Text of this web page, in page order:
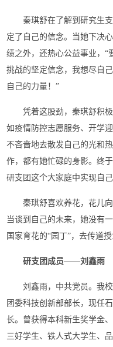
秦琪舒在了解到研究生
定了自己的信念。当她下决
绩之外，还热心公益事业，“
挑战的坚定信念，我想尽自
自己的力量！”
凭着这股劲，秦琪舒积
如疫情防控志愿服务、开学
不吝啬地去散发自己的光和
作，都有她忙碌的身影。终
研支团这个大家庭中实现自
秦琪舒喜欢养花，花儿
当谈到自己的未来，她没有
国家育花的“园丁”，去传道授
研支团成员——刘鑫雨
刘鑫雨，中共党员。我
团委科技创新部部长，现任
长。曾获得本科新生奖学金
三好学生、铁人式大学生、